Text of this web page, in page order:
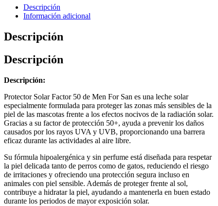
Descripción
Información adicional
Descripción
Descripción
Descripción:
Protector Solar Factor 50 de Men For San es una leche solar
especialmente formulada para proteger las zonas más sensibles de la
piel de las mascotas frente a los efectos nocivos de la radiación solar.
Gracias a su factor de protección 50+, ayuda a prevenir los daños
causados por los rayos UVA y UVB, proporcionando una barrera
eficaz durante las actividades al aire libre.
Su fórmula hipoalergénica y sin perfume está diseñada para respetar
la piel delicada tanto de perros como de gatos, reduciendo el riesgo
de irritaciones y ofreciendo una protección segura incluso en
animales con piel sensible. Además de proteger frente al sol,
contribuye a hidratar la piel, ayudando a mantenerla en buen estado
durante los periodos de mayor exposición solar.